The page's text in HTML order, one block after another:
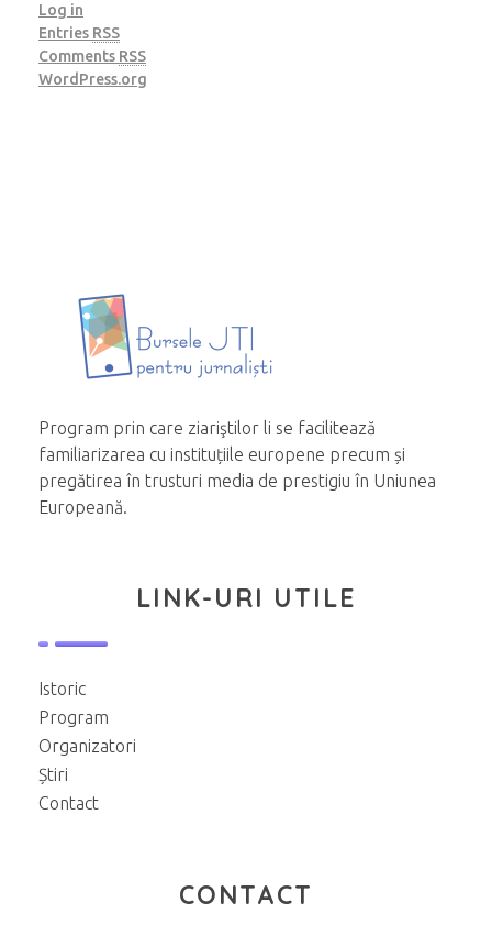
Log in
Entries RSS
Comments RSS
WordPress.org
Program prin care ziariştilor li se facilitează
familiarizarea cu instituțiile europene precum și
pregătirea în trusturi media de prestigiu în Uniunea
Europeană.
LINK-URI UTILE
Istoric
Program
Organizatori
Știri
Contact
CONTACT